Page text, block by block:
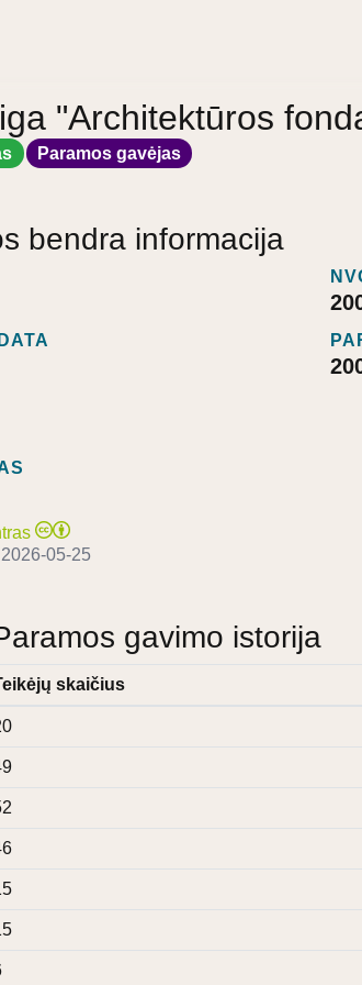
"Architektūros
Paramos gavėjas
bendra informacija
2026-05-25
gavimo istorija
skaičius